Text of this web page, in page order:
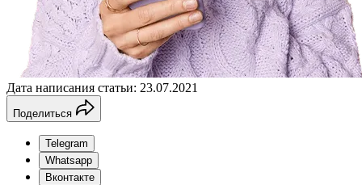
Дата написания статьи: 23.07.2021
Поделиться
Telegram
Whatsapp
Вконтакте